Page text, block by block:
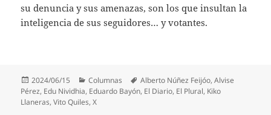
su denuncia y sus amenazas, son los que insultan la
inteligencia de sus seguidores… y votantes.
Publicado
el
2024/06/15 Categorías
Columnas Etiquetas
Alberto Núñez Feijóo,Alvise
Pérez, Edu Nividhia, Eduardo Bayón, El Diario, El Plural, Kiko
Llaneras,Vito Quiles,X